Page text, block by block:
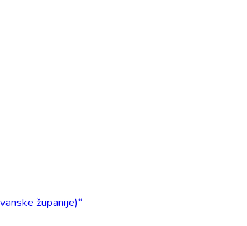
županije)“